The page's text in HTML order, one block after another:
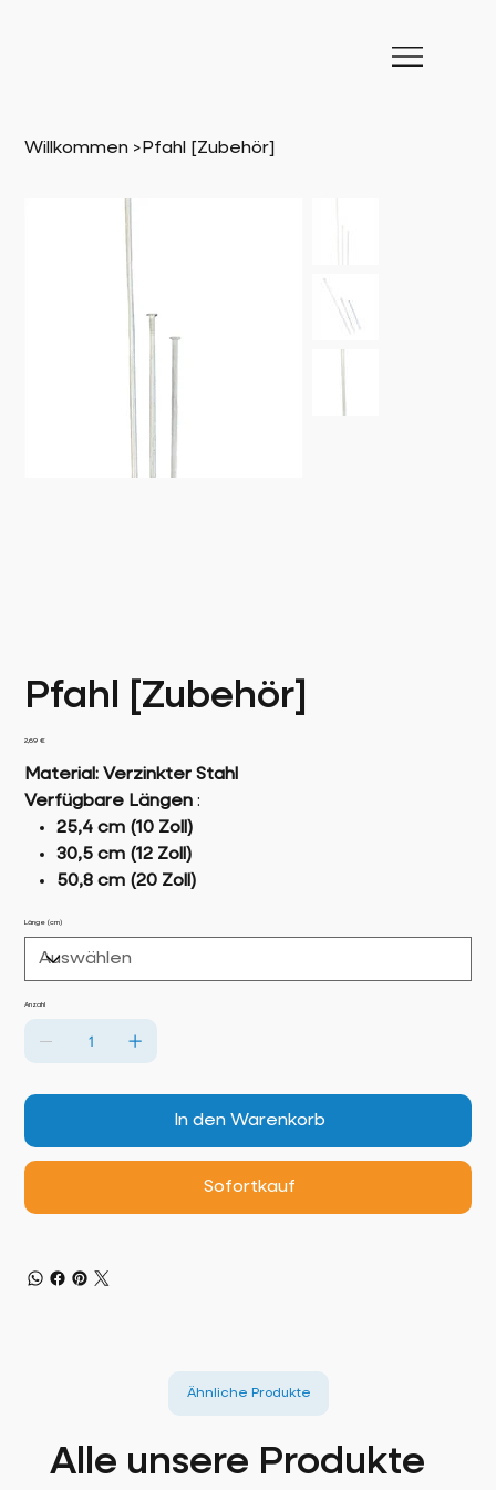
Willkommen >Pfahl [Zubehör]
Pfahl [Zubehör]
Preis
2,69 €
Material: Verzinkter Stahl
Verfügbare Längen :
25,4 cm (10 Zoll)
30,5 cm (12 Zoll)
50,8 cm (20 Zoll)
Länge (cm)
Anzahl
In den Warenkorb
Sofortkauf
Ähnliche Produkte
Alle unsere Produkte